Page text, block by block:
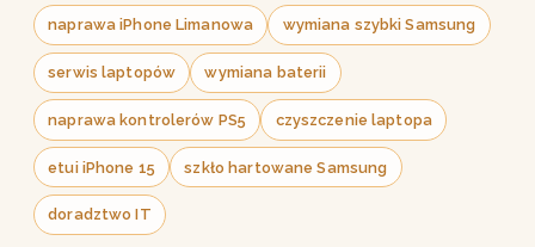
naprawa iPhone Limanowa wymiana szybki Samsung
serwis laptopów wymiana baterii
naprawa kontrolerów PS5 czyszczenie laptopa
etui iPhone 15 szkło hartowane Samsung
doradztwo IT